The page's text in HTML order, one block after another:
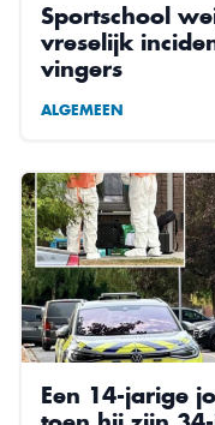
Sportschool
vreselijk
vingers
ALGEMEEN
Een 14-jarige